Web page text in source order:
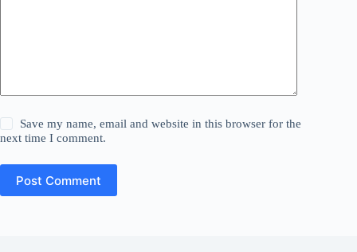
Save my name, email and website in this browser for the
next time I comment.
Post Comment